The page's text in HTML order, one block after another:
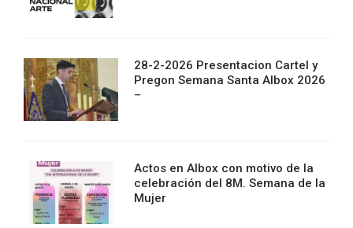
28-2-2026 Presentacion Cartel y
Pregon Semana Santa Albox 2026
–
Actos en Albox con motivo de la
celebración del 8M. Semana de la
Mujer